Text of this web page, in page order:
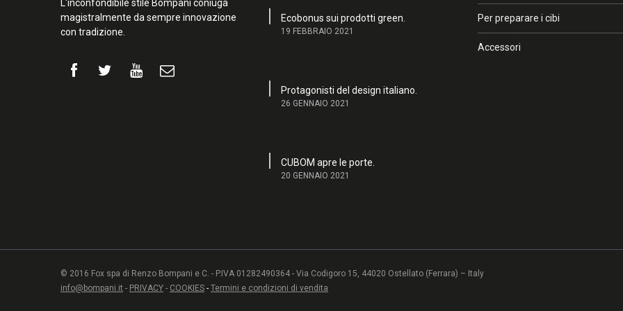
Attenzione
verniciati con le stesse tecniche. In caso di necessità, invitiamo pertanto a
contatto con l’azienda o con un rivenditore autorizzato.
L'inconfondibile stile Bompani coniuga
magistralmente da sempre innovazione
con tradizione.
Ecobonus sui prodotti green.
19 FEBBRAIO 2021
Protagonisti del design italiano.
26 GENNAIO 2021
CUBOM apre le porte.
20 GENNAIO 2021
Per preparare i cibi
Accessori
© 2016 Fox spa di Renzo Bompani e C. - P.IVA 01282490364 - Via Codigoro 15, 44020 Ostellato (Ferrara) – Italy
info@bompani.it - PRIVACY - COOKIES - Termini e condizioni di vendita